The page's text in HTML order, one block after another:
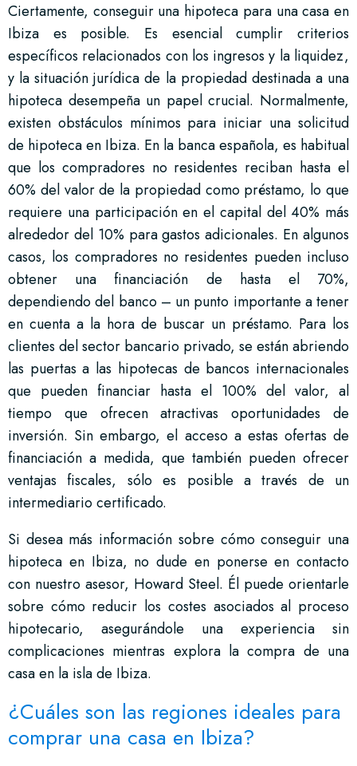
Ciertamente, conseguir una hipoteca para una casa en
Ibiza es posible. Es esencial cumplir criterios
específicos relacionados con los ingresos y la liquidez,
y la situación jurídica de la propiedad destinada a una
hipoteca desempeña un papel crucial. Normalmente,
existen obstáculos mínimos para iniciar una solicitud
de hipoteca en Ibiza. En la banca española, es habitual
que los compradores no residentes reciban hasta el
60% del valor de la propiedad como préstamo, lo que
requiere una participación en el capital del 40% más
alrededor del 10% para gastos adicionales. En algunos
casos, los compradores no residentes pueden incluso
obtener una financiación de hasta el 70%,
dependiendo del banco – un punto importante a tener
en cuenta a la hora de buscar un préstamo. Para los
clientes del sector bancario privado, se están abriendo
las puertas a las hipotecas de bancos internacionales
que pueden financiar hasta el 100% del valor, al
tiempo que ofrecen atractivas oportunidades de
inversión. Sin embargo, el acceso a estas ofertas de
financiación a medida, que también pueden ofrecer
ventajas fiscales, sólo es posible a través de un
intermediario certificado.
Si desea más información sobre cómo conseguir una
hipoteca en Ibiza, no dude en ponerse en contacto
con nuestro asesor, Howard Steel. Él puede orientarle
sobre cómo reducir los costes asociados al proceso
hipotecario, asegurándole una experiencia sin
complicaciones mientras explora la compra de una
casa en la isla de Ibiza.
¿Cuáles son las regiones ideales para
comprar una casa en Ibiza?